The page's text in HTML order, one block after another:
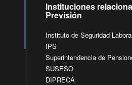
Instituciones
Previsión
Instituto de Seguridad Laboral
IPS
Superintendencia de
SUSESO
DIPRECA